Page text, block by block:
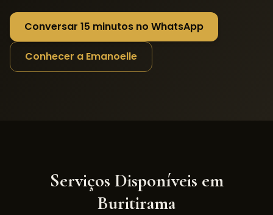
Conversar 15 minutos no WhatsApp
Conhecer a Emanoelle
Serviços Disponíveis em
Buritirama